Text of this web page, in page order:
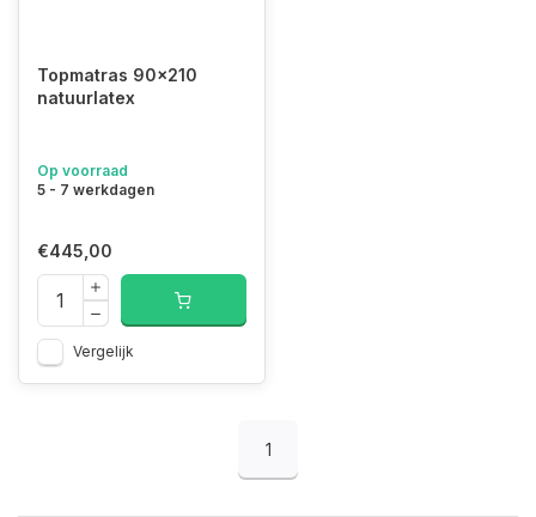
Topmatras 90x210
natuurlatex
Op voorraad
5 - 7 werkdagen
€445,00
Vergelijk
1